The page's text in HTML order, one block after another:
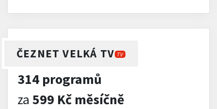
ČEZNET VELKÁ TV TV
314 programů
za 599 Kč měsíčně